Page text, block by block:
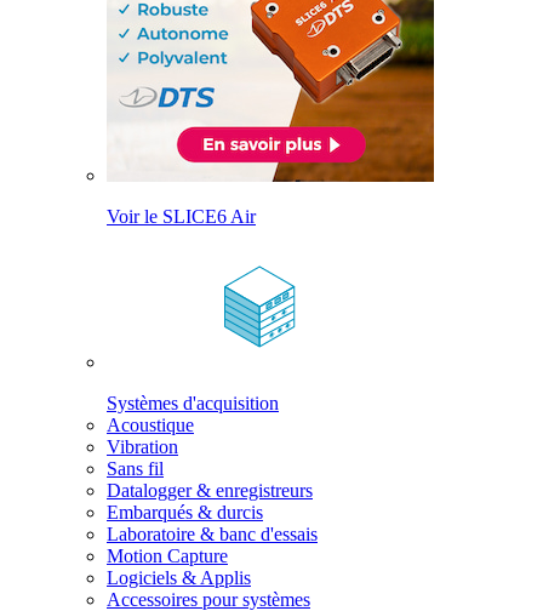
Voir le SLICE6 Air
Systèmes d'acquisition
Acoustique
Vibration
Sans fil
Datalogger & enregistreurs
Embarqués & durcis
Laboratoire & banc d'essais
Motion Capture
Logiciels & Applis
Accessoires pour systèmes